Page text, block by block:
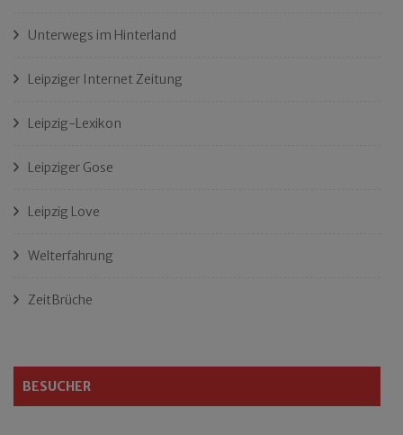
Unterwegs im Hinterland
Leipziger Internet Zeitung
Leipzig-Lexikon
Leipziger Gose
Leipzig Love
Welterfahrung
ZeitBrüche
BESUCHER